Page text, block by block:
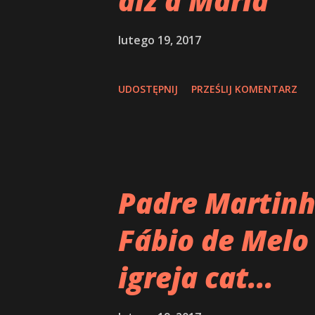
lutego 19, 2017
UDOSTĘPNIJ PRZEŚLIJ KOMENTARZ
Padre
Fábio de
igreja cat...